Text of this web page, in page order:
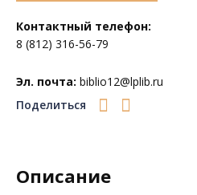
Контактный телефон:
8 (812) 316-56-79
Эл. почта: biblio12@lplib.ru
Поделиться
Описание